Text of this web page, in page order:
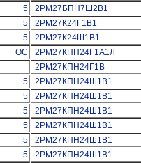
5
2РМ27БПН7Ш2В1
5
2РМ27К24Г1В1
5
2РМ27К24Ш1В1
ОС
2РМ27КПН24Г1А1Л
2РМ27КПН24Г1В
5
2РМ27КПН24Ш1В1
5
2РМ27КПН24Ш1В1
5
2РМ27КПН24Ш1В1
5
2РМ27КПН24Ш1В1
5
2РМ27КПН24Ш1В1
5
2РМ27КПН24Ш1В1